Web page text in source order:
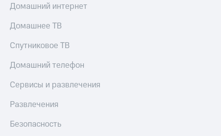
Домашний интернет
Домашнее ТВ
Спутниковое ТВ
Домашний телефон
Сервисы и развлечения
Развлечения
Безопасность